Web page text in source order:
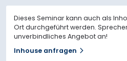
Dieses Seminar kann auch als
Ort durchgeführt werden.
unverbindliches Angebot an!
Inhouse anfragen